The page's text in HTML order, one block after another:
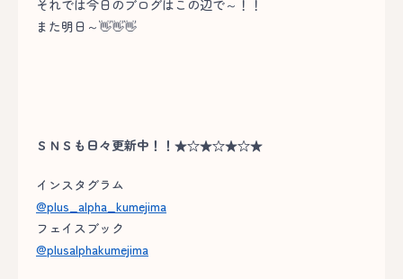
それでは今日のブログはこの辺で～！！
また明日～👋👋👋
ＳＮＳも日々更新中！！★☆★☆★☆★
インスタグラム
@plus_alpha_kumejima
フェイスブック
@plusalphakumejima